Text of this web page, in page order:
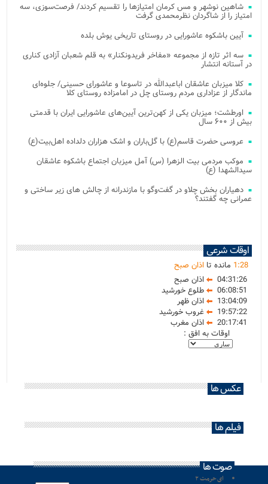
شاهین نوشهر و مس کرمان امتیازها را تقسیم کردند/ فرصت‌سوزی، سه
امتیاز را از شاگردان نظرمحمدی گرفت
آیین باشکوه عاشورایی در روستای تاریخی یوش بلده
سه اثر تازه از مجموعه «مفاخر فریدونکنار» به قلم شعبان آزادی کناری
در آستانه انتشار
کلا میزبان عاشقان اباعبدالله در تاسوعا و عاشورای حسینی/ جلوه‌ای
ماندگار از عزاداری مردم روستای چل در امامزاده روستای کلا
اورطشت؛ میزبان یکی از کهن‌ترین آیین‌های عاشورایی ایران با قدمتی
بیش از ۶۰۰ سال
عروسی حضرت قاسم(ع) با گل‌باران و اشک هزاران دلداده اهل‌بیت(ع)
موکب مردمی بیت‌ الزهرا (س) آمل میزبان اجتماع باشکوه عاشقان
سیدالشهدا (ع)
دهیاران بخش چلاو در گفت‌وگو با مازندرانه از چالش های زیر ساختی و
عمرانی چه گفتند؟
اوقات شرعی
1:28 مانده تا اذان صبح
04:31:26
اذان صبح
06:08:51
طلوع خورشید
13:04:09
اذان ظهر
19:57:22
غروب خورشید
20:17:41
اذان مغرب
اوقات به افق :
عکس ها
فیلم ها
صوت ها
ای حرمت ۲